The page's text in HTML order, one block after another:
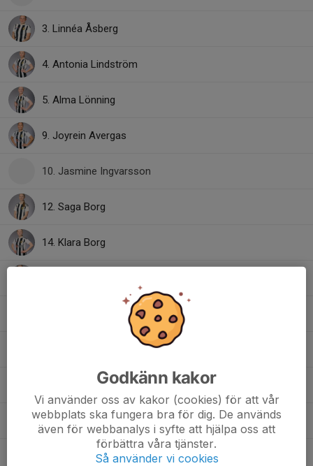
3. Linnéa Åsberg
4. Antonia Lindström
5. Alma Lönning
9. Joyrein Avergas
10. Jasmine Ingvarsson
12. Saga Borg
14. Klara Borg
30. Jennifer Pettersson
55. Mimmi Philipsson, F09
Ronja Carlsson , Flickjunior
, Flickjunior
Godkänn kakor
Vi använder oss av kakor (cookies) för att vår
webbplats ska fungera bra för dig. De används
även för webbanalys i syfte att hjälpa oss att
förbättra våra tjänster.
Så använder vi cookies